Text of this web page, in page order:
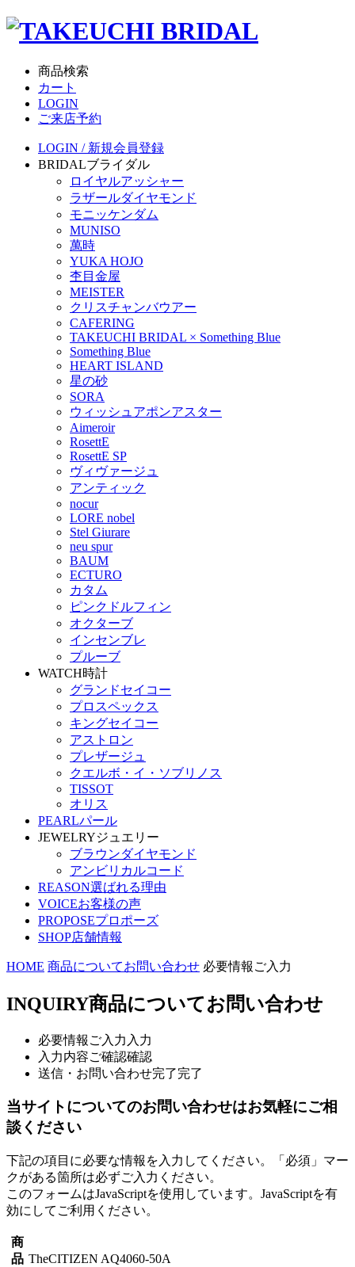
商品検索
カート
LOGIN
ご来店予約
LOGIN / 新規会員登録
BRIDALブライダル
ロイヤルアッシャー
ラザールダイヤモンド
モニッケンダム
MUNISO
萬時
YUKA HOJO
杢目金屋
MEISTER
クリスチャンバウアー
CAFERING
TAKEUCHI BRIDAL × Something Blue
Something Blue
HEART ISLAND
星の砂
SORA
ウィッシュアポンアスター
Aimeroir
RosettE
RosettE SP
ヴィヴァージュ
アンティック
nocur
LORE nobel
Stel Giurare
neu spur
BAUM
ECTURO
カタム
ピンクドルフィン
オクターブ
インセンブレ
プルーブ
WATCH時計
グランドセイコー
プロスペックス
キングセイコー
アストロン
プレザージュ
クエルボ・イ・ソブリノス
TISSOT
オリス
PEARLパール
JEWELRYジュエリー
ブラウンダイヤモンド
アンビリカルコード
REASON選ばれる理由
VOICEお客様の声
PROPOSEプロポーズ
SHOP店舗情報
HOME 商品についてお問い合わせ 必要情報ご入力
INQUIRY商品についてお問い合わせ
必要情報ご入力 入力
入力内容ご確認確認
送信・お問い合わせ完了完了
当サイトについてのお問い合わせはお気軽にご相
談ください
下記の項目に必要な情報を入力してください。「必須」マー
クがある箇所は必ずご入力ください。
このフォームはJavaScriptを使用しています。JavaScriptを有
効にしてご利用ください。
商
品 TheCITIZEN AQ4060-50A